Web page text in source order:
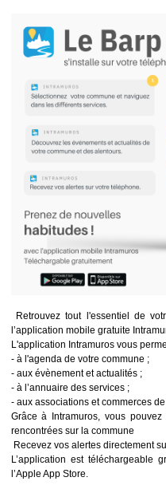
Retrouvez tout l'essentiel de
l’application mobile gratuite
L'application Intramuros vous
- à l'agenda de votre commune ;
- aux évènement et actualités ;
- à l’annuaire des services ;
- aux associations et commerces
Grâce à Intramuros, vous
rencontrées sur la commune
Recevez vos alertes directement
L’application est téléchargeable
l’Apple App Store.